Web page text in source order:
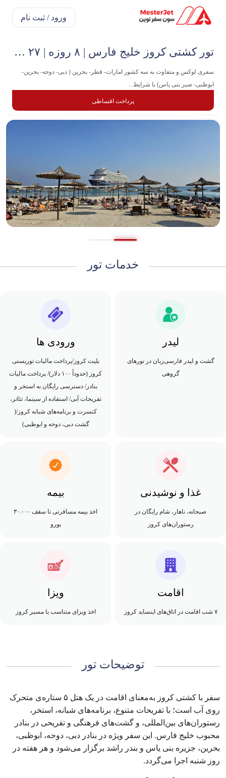
ورود / ثبت نام
تور کشتی کروز خلیج فارس | ۸ روزه | ۲۷ دی
سفری لوکس و‌ متفاوت به سه کشور امارات- قطر- بحرین ( دبی- دوحه- بحرین-
ابوظبی- صیر بنی یاس) با شرایط...
پرداخت اقساطی
خدمات تور
لیدر
گشت و لیدر فارسی‌زبان در تورهای
گروهی
ورودی ها
بلیت کروز/پرداخت مالیات توریستی
کروز (حدوداً ۱۰۰ دلار)/ پرداخت مالیات
بنادر/ دسترسی رایگان به استخر و
تفریحات آبی/ استفاده از سینما، تئاتر،
کنسرت و برنامه‌های شبانه کروز/(
گشت دبی، دوحه و ابوظبی)
غذا و نوشیدنی
صبحانه، ناهار، شام رایگان در
رستوران‌های کروز
بیمه
اخذ بیمه مسافرتی تا سقف ۳۰.۰۰۰
یورو
اقامت
۷ شب اقامت در اتاق‌های اینساید کروز
ویزا
اخذ ویزای متناسب با مسیر کروز
توضیحات تور
سفر با کشتی کروز به‌معنای اقامت در یک هتل ۵ ستاره‌ی متحرک
روی آب است؛ با تفریحات متنوع، برنامه‌های شبانه، استخر،
رستوران‌های بین‌المللی، و گشت‌های فرهنگی و تفریحی در بنادر
محبوب خلیج فارس. این سفر ویژه در بنادر دبی، دوحه، ابوظبی،
بحرین، جزیره بنی یاس و بندر راشد برگزار می‌شود و هر هفته در
روز شنبه اجرا می‌گردد.